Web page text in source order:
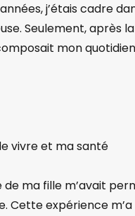
j’étais cadre
Seulement, après la
mon
vivre et ma santé
de ma fille m’avait
Cette expérience m’a